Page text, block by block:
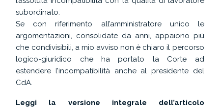
subordinato.
Se con riferimento all’amministratore unico le
argomentazioni, consolidate da anni, appaiono più
che condivisibili, a mio avviso non è chiaro il percorso
logico-giuridico che ha portato la Corte ad
estendere l’incompatibilità anche al presidente del
CdA.
Leggi la versione integrale dell’articolo